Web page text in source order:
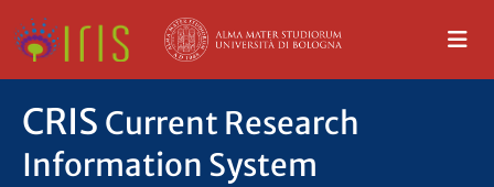
CRIS Current Research
Information System